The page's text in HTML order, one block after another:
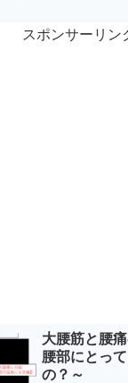
スポンサーリン
大腰筋と腰
腰部にとっ
の？～